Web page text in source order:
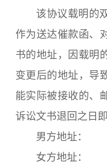
该协议载明的双
作为送达催款函、
书的地址，因载明
变更后的地址，导
能实际被接收的、
诉讼文书退回之日
男方地址：
女方地址：